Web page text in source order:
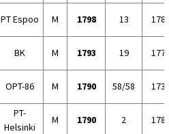
PT Espoo M 1798 13
BK M 1793 19
OPT-86 M 1790 58/58
PT-
Helsinki
M 1790 2